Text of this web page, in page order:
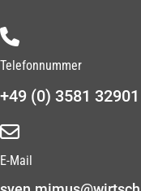
Telefonnummer
+49 (0) 3581
E-Mail